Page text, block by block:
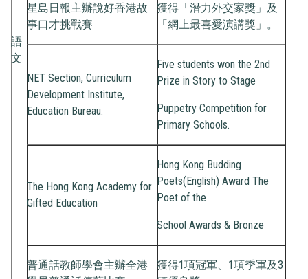
語
文
星島日報主辦說好香港故
事口才挑戰賽
獲得「潛力外交家獎」及
「網上最喜愛演講獎」。
NET Section, Curriculum
Development Institute,
Education Bureau.
Five students won the 2nd
Prize in Story to Stage
Puppetry Competition for
Primary Schools.
The Hong Kong Academy for
Gifted Education
Hong Kong Budding
Poets(English) Award The
Poet of the
School Awards & Bronze
普通話教師學會主辦全港
獲得1項冠軍、1項季軍及3